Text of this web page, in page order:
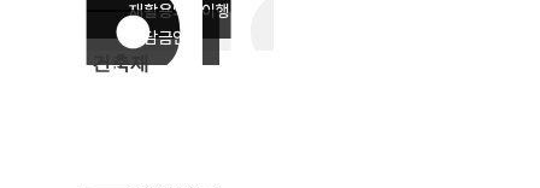
재활용의무이행
분담금안내
건축재